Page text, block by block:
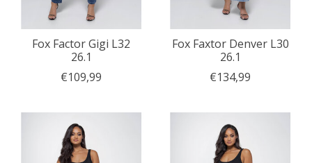
Fox Factor Gigi L32
26.1
€109,99
Fox Faxtor Denver L30
26.1
€134,99